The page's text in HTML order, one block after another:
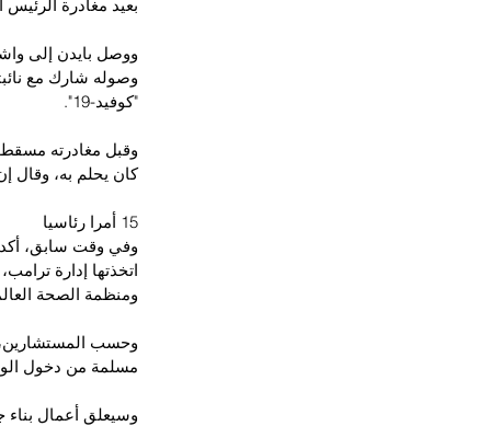
بعيد مغادرة الرئيس
ووصل بايدن إلى
وصوله شارك مع
"كوفيد-19".
وقبل مغادرته مسقط
كان يحلم به، وقال
15 أمرا رئاسيا
اتخذتها إدارة
ومنظمة الصحة
وحسب المستشارين،
مسلمة من دخول
وسيعلق أعمال بناء